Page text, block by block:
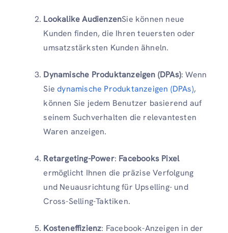
Lookalike AudienzenSie können neue
Kunden finden, die Ihren teuersten oder
umsatzstärksten Kunden ähneln.
Dynamische Produktanzeigen (DPAs): Wenn
Siedynamische Produktanzeigen (DPAs),
können Sie jedem Benutzer basierend auf
seinem Suchverhalten die relevantesten
Waren anzeigen.
Retargeting-Power: Facebooks Pixel
ermöglicht Ihnen die präzise Verfolgung
und Neuausrichtung für Upselling- und
Cross-Selling-Taktiken.
Kosteneffizienz: Facebook-Anzeigen in der